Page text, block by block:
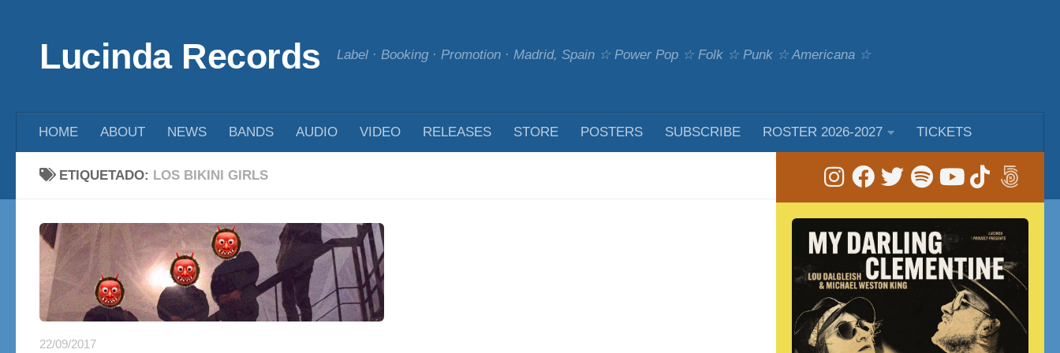
Lucinda Records Label · Booking · Promotion · Madrid, Spain ☆ Power Pop ☆ Folk ☆ Punk ☆ Americana ☆
HOME ABOUT NEWS BANDS AUDIO VIDEO RELEASES STORE POSTERS SUBSCRIBE ROSTER 2026-2027 TICKETS
ETIQUETADO: LOS BIKINI GIRLS
22/09/2017